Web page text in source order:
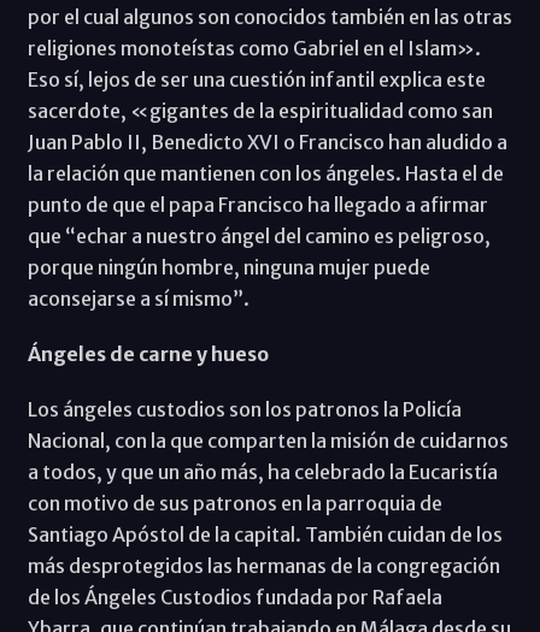
por el cual algunos son conocidos también en las otras
religiones monoteístas como Gabriel en el Islam».
Eso sí, lejos de ser una cuestión infantil explica este
sacerdote, «gigantes de la espiritualidad como san
Juan Pablo II, Benedicto XVI o Francisco han aludido a
la relación que mantienen con los ángeles. Hasta el de
punto de que el papa Francisco ha llegado a afirmar
que “echar a nuestro ángel del camino es peligroso,
porque ningún hombre, ninguna mujer puede
aconsejarse a sí mismo”.
Ángeles de carne y hueso
Los ángeles custodios son los patronos la Policía
Nacional, con la que comparten la misión de cuidarnos
a todos, y que un año más, ha celebrado la Eucaristía
con motivo de sus patronos en la parroquia de
Santiago Apóstol de la capital. También cuidan de los
más desprotegidos las hermanas de la congregación
de los Ángeles Custodios fundada por Rafaela